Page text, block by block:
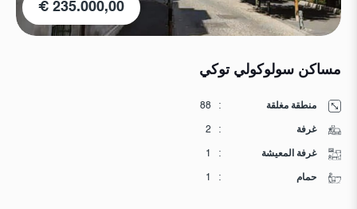
235.000,00 €
مساكن سولوكولي توكي
منطقة مغلقة :
88
غرفة :
2
غرفة المعيشة :
1
حمام :
1